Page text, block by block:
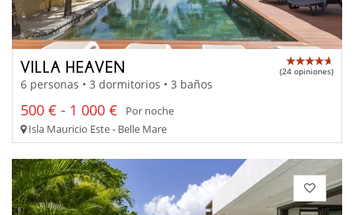
VILLA HEAVEN (24 opiniones)
6 personas • 3 dormitorios • 3 baños
500 € - 1 000 €
Por noche
Isla Mauricio Este - Belle Mare